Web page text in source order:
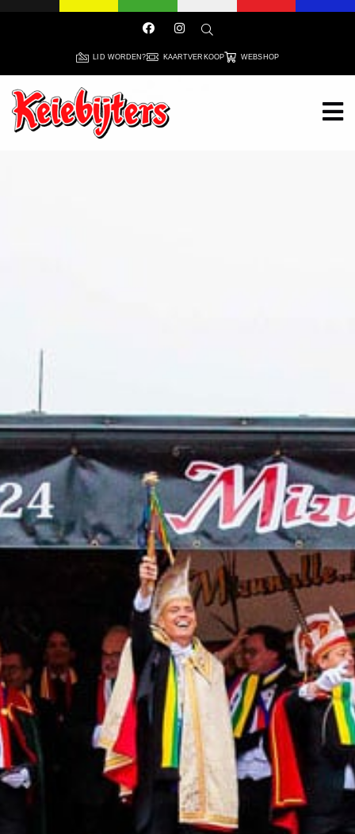
LID WORDEN? KAARTVERKOOP WEBSHOP